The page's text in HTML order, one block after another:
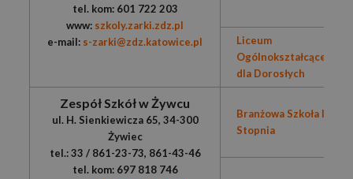
tel. kom: 601 722 203
www: szkoly.zarki.zdz.pl
e-mail: s-zarki@zdz.katowice.pl
Liceum
Ogólnokształcące
dla Dorosłych
Zespół Szkół w Żywcu
ul. H. Sienkiewicza 65, 34-300
Żywiec
tel.: 33 / 861-23-73, 861-43-46
tel. kom: 697 818 746
Branżowa Szkoła I
Stopnia